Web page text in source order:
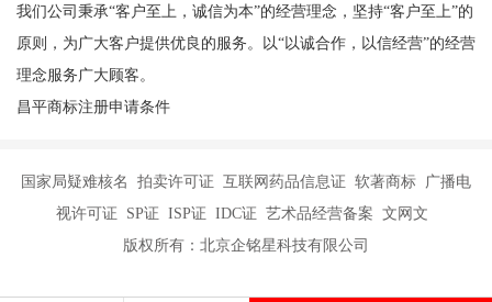
我们公司秉承“客户至上，诚信为本”的经营理念，坚持“客户至上”的
原则，为广大客户提供优良的服务。以“以诚合作，以信经营”的经营
理念服务广大顾客。
昌平商标注册申请条件
国家局疑难核名 拍卖许可证 互联网药品信息证 软著商标 广播电
视许可证 SP证 ISP证 IDC证 艺术品经营备案 文网文
版权所有：北京企铭星科技有限公司